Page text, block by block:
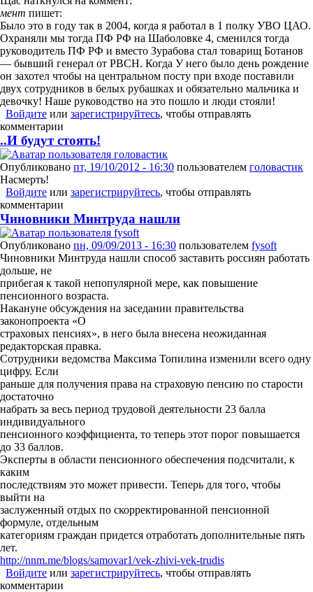
мент пишет:
Было это в году так в 2004, когда я работал в 1 полку УВО ЦАО.
Охраняли мы тогда ПФ РФ на Шаболовке 4, сменился тогда
руководитель ПФ РФ и вместо Зурабова стал товарищ Ботанов
— бывший генерал от РВСН. Когда У него было день рождение
он захотел чтобы на центральном посту при входе поставили
двух сотрудников в белых рубашках и обязательно мальчика и
девочку! Наше руководство на это пошло и люди стояли!
Войдите или зарегистрируйтесь, чтобы отправлять
комментарии
..И будут стоять!
Опубликовано пт, 19/10/2012 - 16:30 пользователем головастик
Насмерть!
Войдите или зарегистрируйтесь, чтобы отправлять
комментарии
Чиновники Минтруда нашли
Опубликовано пн, 09/09/2013 - 16:30 пользователем fysoft
Чиновники Минтруда нашли способ заставить россиян работать
дольше, не
прибегая к такой непопулярной мере, как повышение
пенсионного возраста.
Накануне обсуждения на заседании правительства
законопроекта «О
страховых пенсиях», в него была внесена неожиданная
редакторская правка.
Сотрудники ведомства Максима Топилина изменили всего одну
цифру. Если
раньше для получения права на страховую пенсию по старости
достаточно
набрать за весь период трудовой деятельности 23 балла
индивидуального
пенсионного коэффициента, то теперь этот порог повышается
до 33 баллов.
Эксперты в области пенсионного обеспечения подсчитали, к
каким
последствиям это может привести. Теперь для того, чтобы
выйти на
заслуженный отдых по скорректированной пенсионной
формуле, отдельным
категориям граждан придется отработать дополнительные пять
лет.
http://nnm.me/blogs/samovar1/vek-zhivi-vek-trudis
Войдите или зарегистрируйтесь, чтобы отправлять
комментарии